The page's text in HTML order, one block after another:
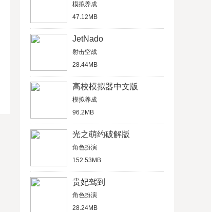
模拟养成
47.12MB
JetNado
射击空战
28.44MB
高校模拟器中文版
模拟养成
96.2MB
光之萌约破解版
角色扮演
152.53MB
贵妃驾到
角色扮演
28.24MB